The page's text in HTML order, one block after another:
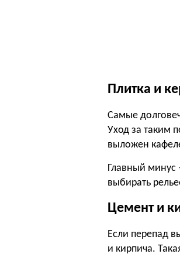
Плитка и
Самые
Уход за таким
выложен
Главный минус
выбирать
Цемент и
Если перепад
и кирпича.